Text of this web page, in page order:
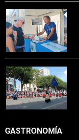
GASTRONOMÍA